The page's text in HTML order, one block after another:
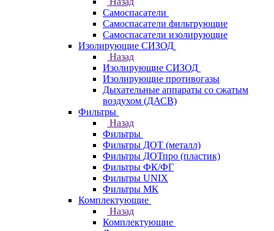
Самоспасатели
Самоспасатели фильтрующие
Самоспасатели изолирующие
Изолирующие СИЗОД
Назад
Изолирующие СИЗОД
Изолирующие противогазы
Дыхательные аппараты со сжатым
воздухом (ДАСВ)
Фильтры
Назад
Фильтры
Фильтры ДОТ (металл)
Фильтры ДОТпро (пластик)
Фильтры ФК/ФГ
Фильтры UNIX
Фильтры МК
Комплектующие
Назад
Комплектующие